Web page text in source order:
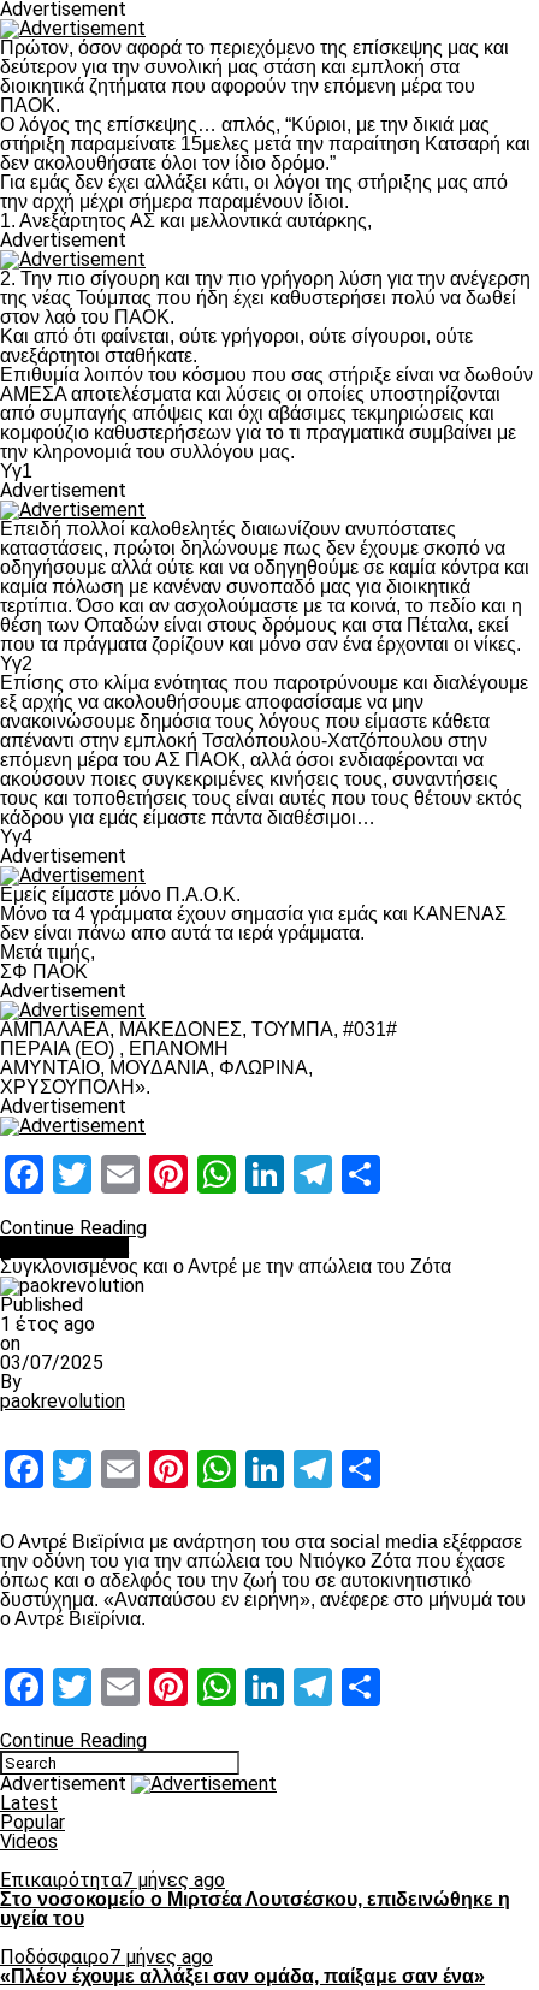
Advertisement
Πρώτον, όσον αφορά το περιεχόμενο της επίσκεψης μας και
δεύτερον για την συνολική μας στάση και εμπλοκή στα
διοικητικά ζητήματα που αφορούν την επόμενη μέρα του
ΠΑΟΚ.
Ο λόγος της επίσκεψης… απλός, “Κύριοι, με την δικιά μας
στήριξη παραμείνατε 15μελες μετά την παραίτηση Κατσαρή και
δεν ακολουθήσατε όλοι τον ίδιο δρόμο.”
Για εμάς δεν έχει αλλάξει κάτι, οι λόγοι της στήριξης μας από
την αρχή μέχρι σήμερα παραμένουν ίδιοι.
1. Ανεξάρτητος ΑΣ και μελλοντικά αυτάρκης,
Advertisement
2. Την πιο σίγουρη και την πιο γρήγορη λύση για την ανέγερση
της νέας Τούμπας που ήδη έχει καθυστερήσει πολύ να δωθεί
στον λαό του ΠΑΟΚ.
Και από ότι φαίνεται, ούτε γρήγοροι, ούτε σίγουροι, ούτε
ανεξάρτητοι σταθήκατε.
Επιθυμία λοιπόν του κόσμου που σας στήριξε είναι να δωθούν
ΑΜΕΣΑ αποτελέσματα και λύσεις οι οποίες υποστηρίζονται
από συμπαγής απόψεις και όχι αβάσιμες τεκμηριώσεις και
κομφούζιο καθυστερήσεων για το τι πραγματικά συμβαίνει με
την κληρονομιά του συλλόγου μας.
Υγ1
Advertisement
Επειδή πολλοί καλοθελητές διαιωνίζουν ανυπόστατες
καταστάσεις, πρώτοι δηλώνουμε πως δεν έχουμε σκοπό να
οδηγήσουμε αλλά ούτε και να οδηγηθούμε σε καμία κόντρα και
καμία πόλωση με κανέναν συνοπαδό μας για διοικητικά
τερτίπια. Όσο και αν ασχολούμαστε με τα κοινά, το πεδίο και η
θέση των Οπαδών είναι στους δρόμους και στα Πέταλα, εκεί
που τα πράγματα ζορίζουν και μόνο σαν ένα έρχονται οι νίκες.
Υγ2
Επίσης στο κλίμα ενότητας που παροτρύνουμε και διαλέγουμε
εξ αρχής να ακολουθήσουμε αποφασίσαμε να μην
ανακοινώσουμε δημόσια τους λόγους που είμαστε κάθετα
απέναντι στην εμπλοκή Τσαλόπουλου-Χατζόπουλου στην
επόμενη μέρα του ΑΣ ΠΑΟΚ, αλλά όσοι ενδιαφέρονται να
ακούσουν ποιες συγκεκριμένες κινήσεις τους, συναντήσεις
τους και τοποθετήσεις τους είναι αυτές που τους θέτουν εκτός
κάδρου για εμάς είμαστε πάντα διαθέσιμοι…
Υγ4
Advertisement
Εμείς είμαστε μόνο Π.Α.Ο.Κ.
Μόνο τα 4 γράμματα έχουν σημασία για εμάς και ΚΑΝΕΝΑΣ
δεν είναι πάνω απο αυτά τα ιερά γράμματα.
Μετά τιμής,
ΣΦ ΠΑΟΚ
Advertisement
ΑΜΠΑΛΑΕΑ, ΜΑΚΕΔΟΝΕΣ, ΤΟΥΜΠΑ, #031#
ΠΕΡΑΙΑ (ΕΟ) , ΕΠΑΝΟΜΗ
ΑΜΥΝΤΑΙΟ, ΜΟΥΔΑΝΙΑ, ΦΛΩΡΙΝΑ,
ΧΡΥΣΟΥΠΟΛΗ».
Advertisement
Facebook
Twitter
EmailPinterest
WhatsApp
LinkedIn
Telegram
Continue Reading
Συγκλονισμένος και ο Αντρέ με την απώλεια του Ζότα
Published
1 έτος ago
on
03/07/2025
By
paokrevolution
Facebook
Twitter
EmailPinterest
WhatsApp
LinkedIn
Telegram
Ο Αντρέ Βιεϊρίνια με ανάρτηση του στα social media εξέφρασε
την οδύνη του για την απώλεια του Ντιόγκο Ζότα που έχασε
όπως και ο αδελφός του την ζωή του σε αυτοκινητιστικό
δυστύχημα. «Αναπαύσου εν ειρήνη», ανέφερε στο μήνυμά του
ο Αντρέ Βιεϊρίνια.
Facebook
Twitter
EmailPinterest
WhatsApp
LinkedIn
Telegram
Continue Reading
Advertisement
Latest
Popular
Videos
Επικαιρότητα7 μήνες ago
Στο νοσοκομείο ο Μιρτσέα Λουτσέσκου, επιδεινώθηκε η
υγεία του
Ποδόσφαιρο7 μήνες ago
«Πλέον έχουμε αλλάξει σαν ομάδα, παίξαμε σαν ένα»